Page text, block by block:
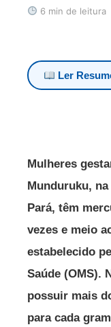
6 min de leitura
Ler
Mulheres
Munduruku,
Pará, têm
vezes e meio
estabelecido
Saúde (OMS).
possuir mais
para cada